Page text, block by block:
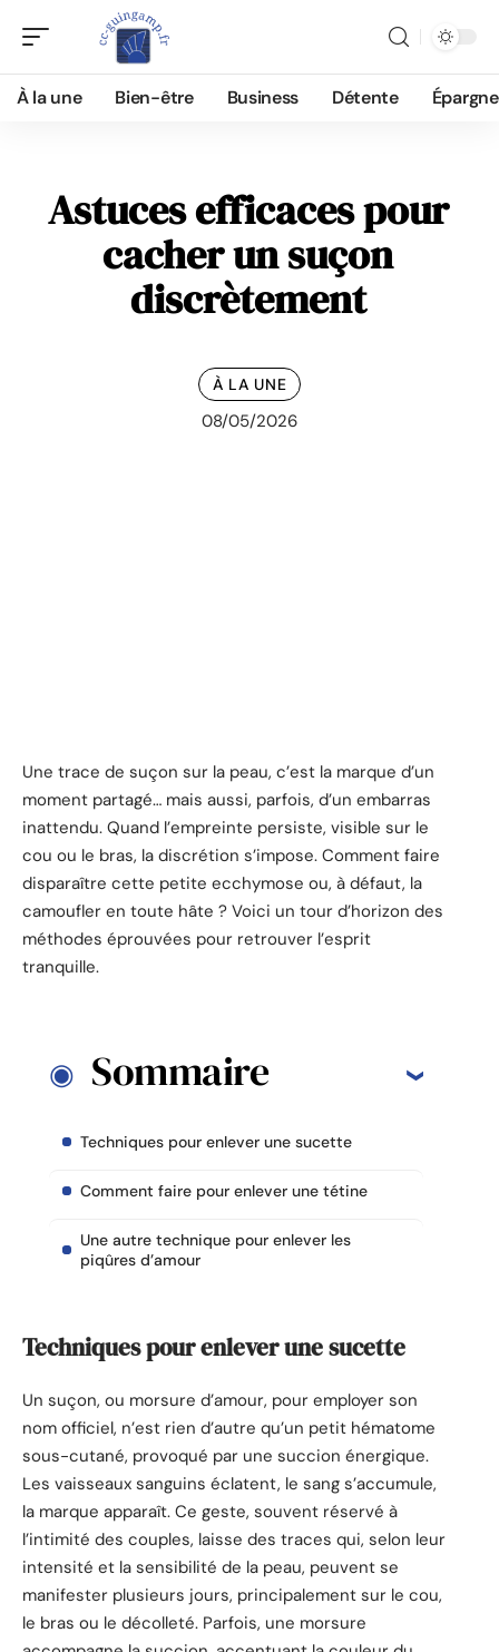
À la une Bien-être Business Détente Épargne
Astuces efficaces pour
cacher un suçon
discrètement
À LA UNE
08/05/2026
Une trace de suçon sur la peau, c’est la marque d’un
moment partagé… mais aussi, parfois, d’un embarras
inattendu. Quand l’empreinte persiste, visible sur le
cou ou le bras, la discrétion s’impose. Comment faire
disparaître cette petite ecchymose ou, à défaut, la
camoufler en toute hâte ? Voici un tour d’horizon des
méthodes éprouvées pour retrouver l’esprit
tranquille.
Sommaire
Techniques pour enlever une sucette
Comment faire pour enlever une tétine
Une autre technique pour enlever les
piqûres d’amour
Techniques pour enlever une sucette
Un suçon, ou morsure d’amour, pour employer son
nom officiel, n’est rien d’autre qu’un petit hématome
sous-cutané, provoqué par une succion énergique.
Les vaisseaux sanguins éclatent, le sang s’accumule,
la marque apparaît. Ce geste, souvent réservé à
l’intimité des couples, laisse des traces qui, selon leur
intensité et la sensibilité de la peau, peuvent se
manifester plusieurs jours, principalement sur le cou,
le bras ou le décolleté. Parfois, une morsure